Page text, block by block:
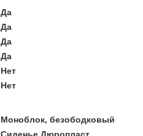
Да
Да
Да
Да
Нет
Нет
Моноблок, безободковый
Сиденье Дюропласт,